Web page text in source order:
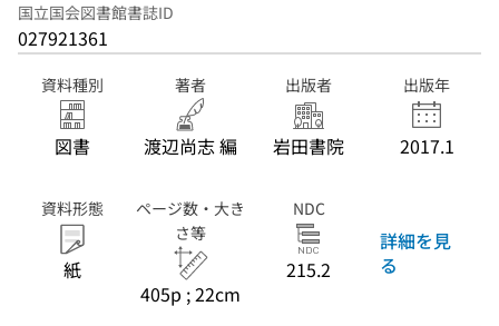
国立国会図書館書誌ID
027921361
資料種別
図書
著者
渡辺尚志 編
出版者
岩田書院
出版年
2017.1
資料形態
紙
ページ数・大き
さ等
405p ; 22cm
NDC
215.2
詳細を見
る